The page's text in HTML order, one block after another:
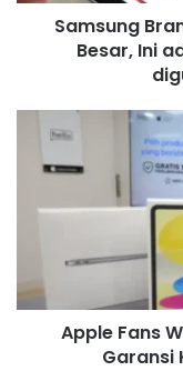
Samsung
Besar, Ini
Apple Fans
Garansi